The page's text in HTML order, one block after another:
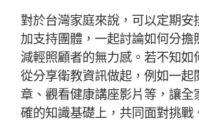
對於台灣家庭來說，可以定期安
加支持團體，一起討論如何分擔
減輕照顧者的無力感。若不知如
從分享衛教資訊做起，例如一起
章、觀看健康講座影片等，讓全
確的知識基礎上，共同面對挑戰